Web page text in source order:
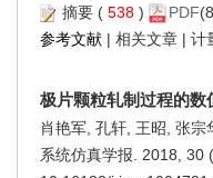
摘要 ( 538 ) PDF
参考文献 | 相关文章 | 计
极片颗粒轧制过程的数
肖艳军, 孔轩, 王昭, 张宗
系统仿真学报. 2018, 30